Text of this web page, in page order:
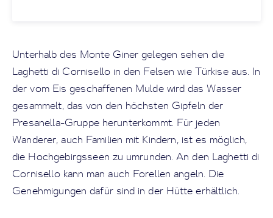
Unterhalb des Monte Giner gelegen sehen die
Laghetti di Cornisello in den Felsen wie Türkise aus. In
der vom Eis geschaffenen Mulde wird das Wasser
gesammelt, das von den höchsten Gipfeln der
Presanella-Gruppe herunterkommt. Für jeden
Wanderer, auch Familien mit Kindern, ist es möglich,
die Hochgebirgsseen zu umrunden. An den Laghetti di
Cornisello kann man auch Forellen angeln. Die
Genehmigungen dafür sind in der Hütte erhältlich.